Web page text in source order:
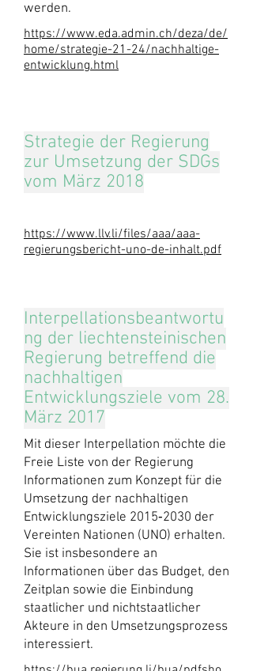
werden.
https://www.eda.admin.ch/deza/de/
home/strategie-21-24/nachhaltige-
entwicklung.html
Strategie der Regierung
zur Umsetzung der SDGs
vom März 2018
https://www.llv.li/files/aaa/aaa-
regierungsbericht-uno-de-inhalt.pdf
Interpellationsbeantwortu
ng der liechtensteinischen
Regierung betreffend die
nachhaltigen
Entwicklungsziele vom 28.
März 2017
Mit dieser Interpellation möchte die
Freie Liste von der Regierung
Informationen zum Konzept für die
Umsetzung der nachhaltigen
Entwicklungsziele 2015‐2030 der
Vereinten Nationen (UNO) erhalten.
Sie ist insbesondere an
Informationen über das Budget, den
Zeitplan sowie die Einbindung
staatlicher und nichtstaatlicher
Akteure in den Umsetzungsprozess
interessiert.